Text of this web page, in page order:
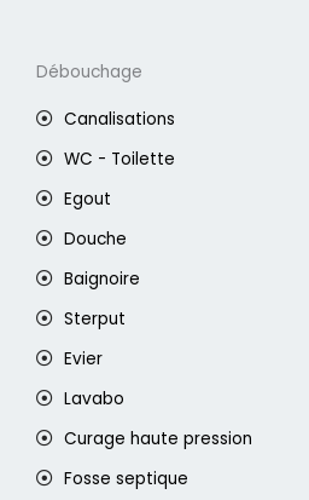
Débouchage
Canalisations
WC - Toilette
Egout
Douche
Baignoire
Sterput
Evier
Lavabo
Curage haute pression
Fosse septique